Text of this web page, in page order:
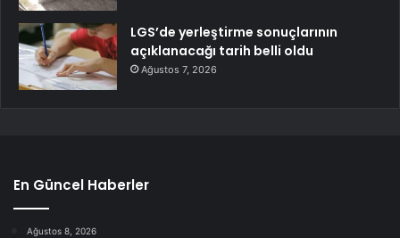
LGS’de yerleştirme sonuçlarının
açıklanacağı tarih belli oldu
Ağustos 7, 2026
En Güncel Haberler
Ağustos 8, 2026